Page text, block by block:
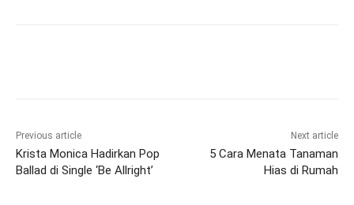
Previous article
Krista Monica Hadirkan Pop
Ballad di Single ‘Be Allright’
Next article
5 Cara Menata Tanaman
Hias di Rumah